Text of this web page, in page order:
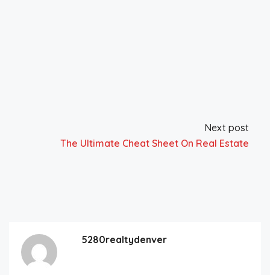
Next post
The Ultimate Cheat Sheet On Real Estate
5280realtydenver